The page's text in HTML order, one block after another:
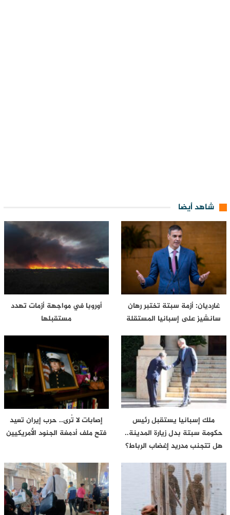
شاهد أيضا
غارديان: أزمة سبتة تختبر رهان
سانشيز على إسبانيا المستقلة
أوروبا في مواجهة أزمات تهدد
مستقبلها
ملك إسبانيا يستقبل رئيس
حكومة سبتة بدل زيارة المدينة..
هل تتجنب مدريد إغضاب الرباط؟
إصابات لا تُرى.. حرب إيران تعيد
فتح ملف أدمغة الجنود الأمريكيين